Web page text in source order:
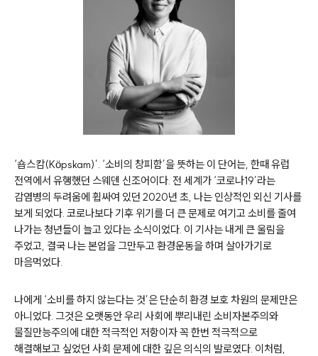
‘숍스캄(Köpskam)’. ‘소비의 창피함’을 뜻하는 이 단어는, 한때 유럽
전역에서 유행했던 스웨덴 신조어이다. 전 세계가 ‘코로나19’라는
감염병의 두려움에 휩싸여 있던 2020년 초, 나는 인상적인 외신 기사를
보게 되었다. 코로나보다 기후 위기를 더 큰 문제로 여기고 소비를 줄여
나가는 청년들이 늘고 있다는 소식이었다. 이 기사는 내게 큰 울림을
주었고, 결국 나는 본업을 그만두고 환경운동을 하며 살아가기로
마음먹었다.
나에게 ‘소비를 하지 않는다는 것’은 단순히 환경 보호 차원의 문제만은
아니었다. 그것은 오랫동안 우리 사회에 뿌리내린 소비자본주의와
물질만능주의에 대한 적극적인 저항이자 꼭 한번 적극적으로
해결해보고 싶었던 사회 문제에 대한 깊은 의식의 발로였다. 이처럼,